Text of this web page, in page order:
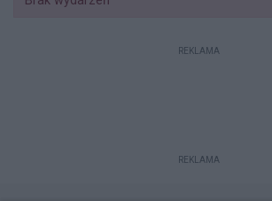
REKLAMA
REKLAMA